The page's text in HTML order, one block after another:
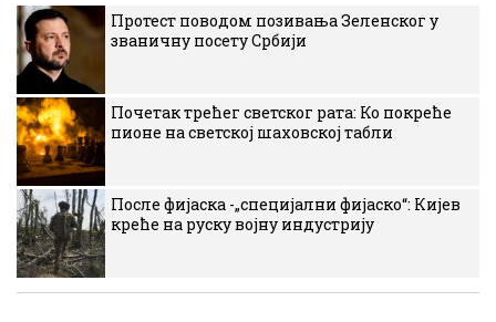
Протест поводом позивања Зеленског у
званичну посету Србији
Почетак трећег светског рата: Ко покреће
пионе на светској шаховској табли
После фијаска -„специјални фијаско“: Кијев
креће на руску војну индустрију